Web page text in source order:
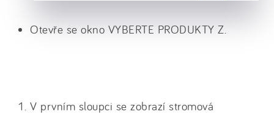
Otevře se okno VYBERTE PRODUKTY Z.
V prvním sloupci se zobrazí stromová